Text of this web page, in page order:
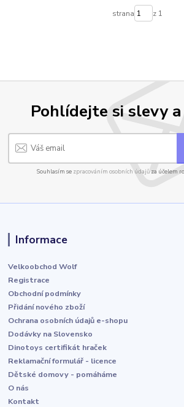
strana z 1
Pohlídejte si slevy
Souhlasím se zpracováním osobních údajůza účelem
Informace
Velkoobchod Wolf
Registrace
Obchodní podmínky
Přidání nového zboží
Ochrana osobních údajů e-shopu
Dodávky na Slovensko
Dinotoys certifikát hraček
Reklamační formulář - licence
Dětské domovy - pomáháme
O nás
Kontakt